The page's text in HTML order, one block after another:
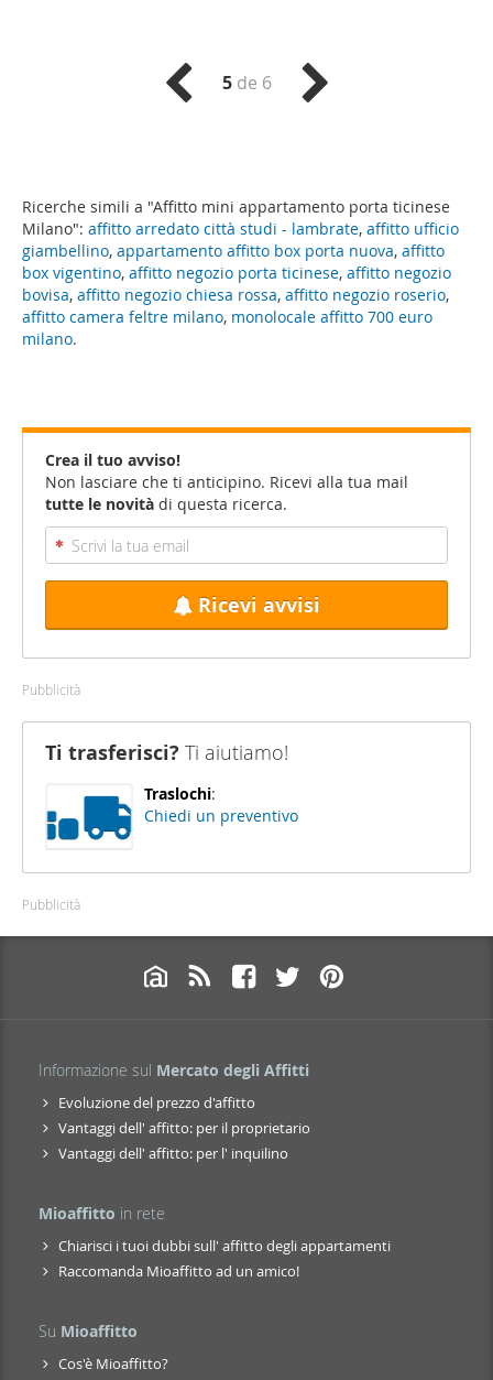
Ricerche simili a "Affitto mini appartamento porta ticinese
Milano": affitto arredato città studi - lambrate, affitto ufficio
giambellino, appartamento affitto box porta nuova, affitto
box vigentino, affitto negozio porta ticinese, affitto negozio
bovisa, affitto negozio chiesa rossa, affitto negozio roserio,
affitto camera feltre milano, monolocale affitto 700 euro
milano.
5de 6
Crea il tuo avviso!
Non lasciare che ti anticipino. Ricevi alla tua mail
tutte le novità di questa ricerca.
Ricevi avvisi
Pubblicità
Ti trasferisci? Ti aiutiamo!
Traslochi:
Chiedi un preventivo
Pubblicità
Informazione sul Mercato degli Affitti
Evoluzione del prezzo d'affitto
Vantaggi dell' affitto: per il proprietario
Vantaggi dell' affitto: per l' inquilino
Mioaffitto in rete
Chiarisci i tuoi dubbi sull' affitto degli appartamenti
Raccomanda Mioaffitto ad un amico!
Su Mioaffitto
Cos'è Mioaffitto?